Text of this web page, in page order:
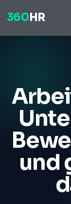
360 HR
und